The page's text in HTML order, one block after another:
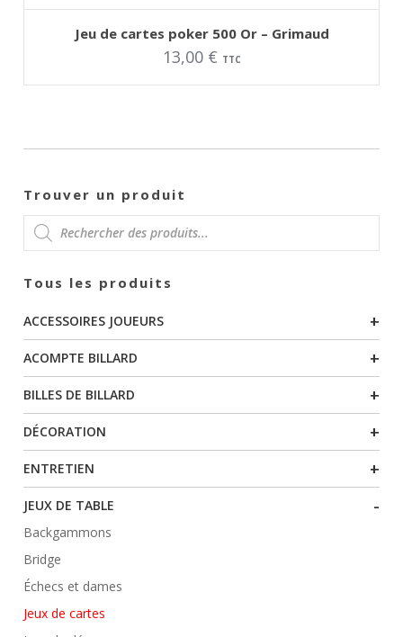
Trouver un produit
RECHERCHE
DE
PRODUITS
Tous les produits
ACCESSOIRES JOUEURS +
ACOMPTE BILLARD +
BILLES DE BILLARD +
DÉCORATION +
ENTRETIEN +
JEUX DE TABLE -
Backgammons
Bridge
Échecs et dames
Jeux de cartes
Jeu de cartes poker 500 Or – Grimaud
13,00 € TTC